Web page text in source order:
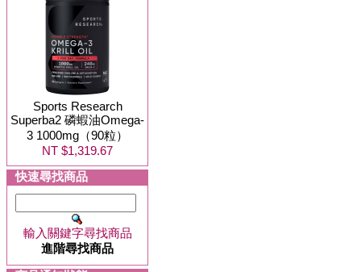
Sports Research
Superba2 磷蝦油Omega-
3 1000mg（90粒）
NT $1,319.67
快速尋找商品
輸入關鍵字尋找商品
進階尋找商品